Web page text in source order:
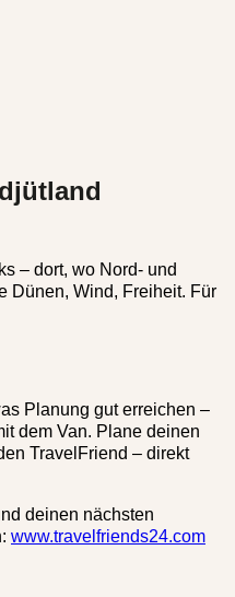
– dort, wo Nord- und
Dünen, Wind, Freiheit. Für
Planung gut erreichen –
dem Van. Plane deinen
TravelFriend – direkt
deinen nächsten
www.travelfriends24.com